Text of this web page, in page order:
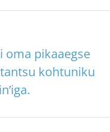
oma pikaaegse
kohtuniku